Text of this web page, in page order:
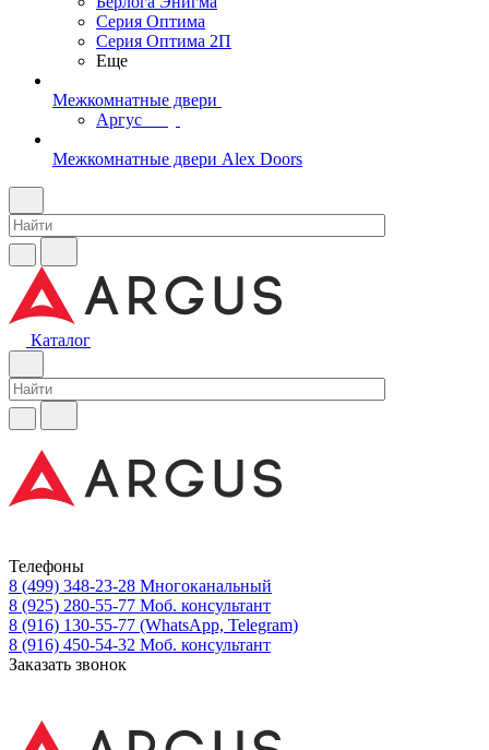
Серия Оптима
Серия Оптима 2П
Еще
Межкомнатные двери
Аргус
Межкомнатные двери Alex Doors
Каталог
Телефоны
8 (499) 348-23-28 Многоканальный
8 (925) 280-55-77 Моб. консультант
8 (916) 130-55-77 (WhatsApp, Telegram)
8 (916) 450-54-32 Моб. консультант
Заказать звонок